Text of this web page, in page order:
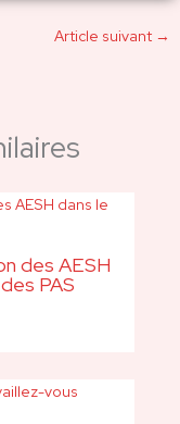
Article suivant →
des AESH
PAS